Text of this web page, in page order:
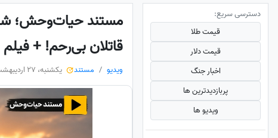
مستند حیات‌وحش؛ شیر
قاتلان بی‌رحم! + فیلم
ویدیو مستند یکشنبه، 27 اردیبهشت 1405
دسترسی سریع:
قیمت طلا
قیمت دلار
اخبار جنگ
پربازدید‌ترین ها
ویدیو ها